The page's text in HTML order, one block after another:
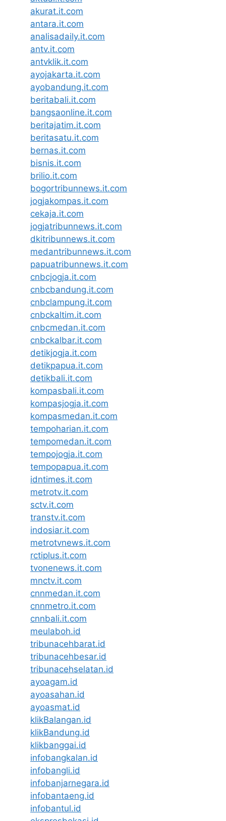
akurat.it.com
antara.it.com
analisadaily.it.com
antv.it.com
antvklik.it.com
ayojakarta.it.com
ayobandung.it.com
beritabali.it.com
bangsaonline.it.com
beritajatim.it.com
beritasatu.it.com
bernas.it.com
bisnis.it.com
brilio.it.com
bogortribunnews.it.com
jogjakompas.it.com
cekaja.it.com
jogjatribunnews.it.com
dkitribunnews.it.com
medantribunnews.it.com
papuatribunnews.it.com
cnbcjogja.it.com
cnbcbandung.it.com
cnbclampung.it.com
cnbckaltim.it.com
cnbcmedan.it.com
cnbckalbar.it.com
detikjogja.it.com
detikpapua.it.com
detikbali.it.com
kompasbali.it.com
kompasjogja.it.com
kompasmedan.it.com
tempoharian.it.com
tempomedan.it.com
tempojogja.it.com
tempopapua.it.com
idntimes.it.com
metrotv.it.com
sctv.it.com
transtv.it.com
indosiar.it.com
metrotvnews.it.com
rctiplus.it.com
tvonenews.it.com
mnctv.it.com
cnnmedan.it.com
cnnmetro.it.com
cnnbali.it.com
meulaboh.id
tribunacehbarat.id
tribunacehbesar.id
tribunacehselatan.id
ayoagam.id
ayoasahan.id
ayoasmat.id
klikBalangan.id
klikBandung.id
klikbanggai.id
infobangkalan.id
infobangli.id
infobanjarnegara.id
infobantaeng.id
infobantul.id